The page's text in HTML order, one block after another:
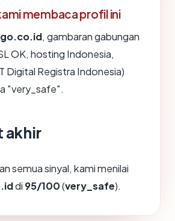
membaca profil ini
, gambaran gabungan
OK, hosting Indonesia,
Digital Registra Indonesia)
"very_safe".
akhir
semua sinyal, kami menilai
di 95/100(very_safe).